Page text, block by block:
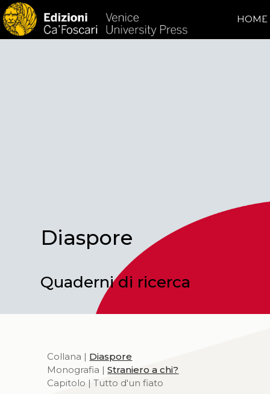
HOME
Diaspore
Quaderni di ricerca
Collana | Diaspore
Monografia |Straniero a chi?
Capitolo | Tutto d'un fiato